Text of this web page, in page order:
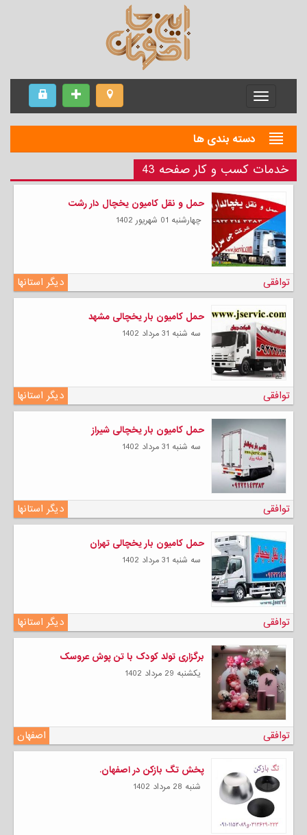
Menu
دسته بندی ها
خدمات کسب و کار صفحه 43
حمل و نقل کامیون یخچال دار رشت
چهارشنبه 01 شهریور 1402
دیگر استانها توافقی
حمل کامیون بار یخچالی مشهد
سه شنبه 31 مرداد 1402
دیگر استانها توافقی
حمل کامیون بار یخچالی شیراز
سه شنبه 31 مرداد 1402
دیگر استانها توافقی
حمل کامیون بار یخچالی تهران
سه شنبه 31 مرداد 1402
دیگر استانها توافقی
برگزاری تولد کودک با تن پوش عروسک
يكشنبه 29 مرداد 1402
اصفهان توافقی
پخش تگ بازکن در اصفهان.
شنبه 28 مرداد 1402